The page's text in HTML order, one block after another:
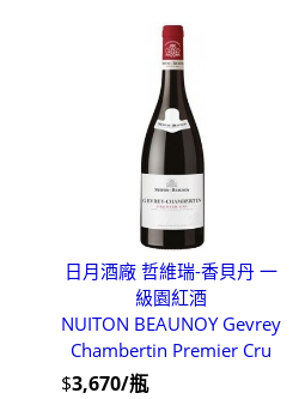
日月酒廠 哲維瑞-香貝丹 一
級園紅酒
NUITON BEAUNOY Gevrey
Chambertin Premier Cru
$3,670/瓶